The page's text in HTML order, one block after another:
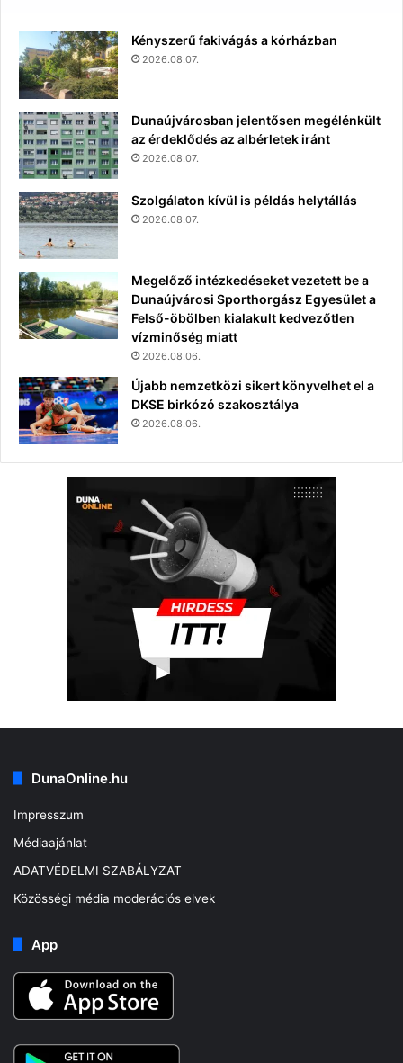
Kényszerű fakivágás a kórházban
2026.08.07.
Dunaújvárosban jelentősen megélénkült
az érdeklődés az albérletek iránt
2026.08.07.
Szolgálaton kívül is példás helytállás
2026.08.07.
Megelőző intézkedéseket vezetett be a
Dunaújvárosi Sporthorgász Egyesület a
Felső-öbölben kialakult kedvezőtlen
vízminőség miatt
2026.08.06.
Újabb nemzetközi sikert könyvelhet el a
DKSE birkózó szakosztálya
2026.08.06.
DunaOnline.hu
Impresszum
Médiaajánlat
ADATVÉDELMI SZABÁLYZAT
Közösségi média moderációs elvek
App